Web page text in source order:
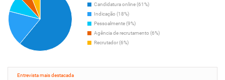
Candidatura online (61%)
Indicação (18%)
Pessoalmente (9%)
Agência de recrutamento (6%)
Recrutador (6%)
Entrevista mais destacada